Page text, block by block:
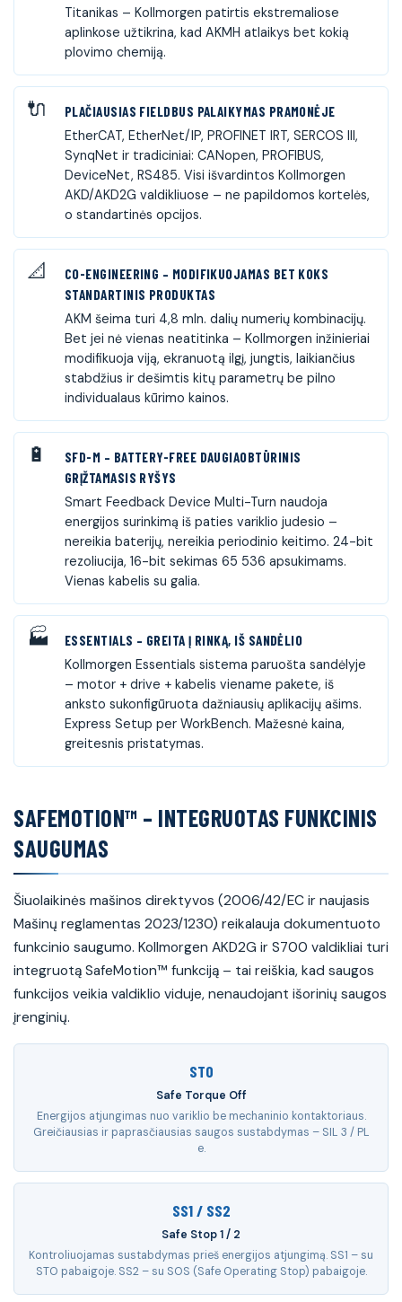
Titanikas – Kollmorgen patirtis ekstremaliose
aplinkose užtikrina, kad AKMH atlaikys bet kokią
plovimo chemiją.
PLAČIAUSIAS FIELDBUS PALAIKYMAS PRAMONĖJE
EtherCAT, EtherNet/IP, PROFINET IRT, SERCOS III,
SynqNet ir tradiciniai: CANopen, PROFIBUS,
DeviceNet, RS485. Visi išvardintos Kollmorgen
AKD/AKD2G valdikliuose – ne papildomos kortelės,
o standartinės opcijos.
CO-ENGINEERING – MODIFIKUOJAMAS BET KOKS
STANDARTINIS PRODUKTAS
AKM šeima turi 4,8 mln. dalių numerių kombinacijų.
Bet jei nė vienas neatitinka – Kollmorgen inžinieriai
modifikuoja viją, ekranuotą ilgį, jungtis, laikiančius
stabdžius ir dešimtis kitų parametrų be pilno
individualaus kūrimo kainos.
SFD-M – BATTERY-FREE DAUGIAOBTŪRINIS
GRĮŽTAMASIS RYŠYS
Smart Feedback Device Multi-Turn naudoja
energijos surinkimą iš paties variklio judesio –
nereikia baterijų, nereikia periodinio keitimo. 24-bit
rezoliucija, 16-bit sekimas 65 536 apsukimams.
Vienas kabelis su galia.
ESSENTIALS – GREITA Į RINKĄ, IŠ SANDĖLIO
Kollmorgen Essentials sistema paruošta sandėlyje
– motor + drive + kabelis viename pakete, iš
anksto sukonfigūruota dažniausių aplikacijų ašims.
Express Setup per WorkBench. Mažesnė kaina,
greitesnis pristatymas.
SAFEMOTION™ – INTEGRUOTAS FUNKCINIS
SAUGUMAS
Šiuolaikinės mašinos direktyvos (2006/42/EC ir naujasis
Mašinų reglamentas 2023/1230) reikalauja dokumentuoto
funkcinio saugumo. Kollmorgen AKD2G ir S700 valdikliai turi
integruotą SafeMotion™ funkciją – tai reiškia, kad saugos
funkcijos veikia valdiklio viduje, nenaudojant išorinių saugos
įrenginių.
STO
Safe Torque Off
Energijos atjungimas nuo variklio be mechaninio kontaktoriaus.
Greičiausias ir paprasčiausias saugos sustabdymas – SIL 3 / PL
e.
SS1 / SS2
Safe Stop 1 / 2
Kontroliuojamas sustabdymas prieš energijos atjungimą. SS1 – su
STO pabaigoje. SS2 – su SOS (Safe Operating Stop) pabaigoje.